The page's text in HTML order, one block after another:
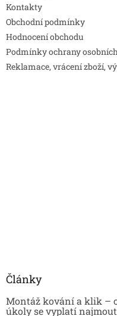
Kontakty
Obchodní podmínky
Hodnocení obchodu
Podmínky ochrany
Reklamace, vrácení zboží,
Články
Montáž kování a klik –
úkoly se vyplatí